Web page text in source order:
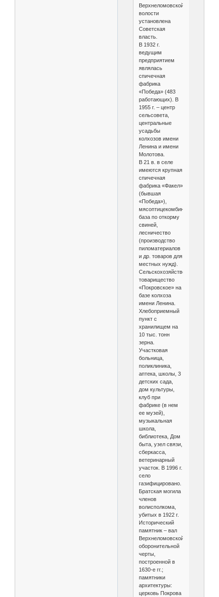
Верхнеломовской
волости
установлена
Советская
власть.
В 1932 г.
ведущим
предприятием
являлась
спичечная
фабрика
«Победа» (483
работающих). В
1955 г. – центр
сельсовета,
центральные
усадьбы
колхозов имени
Ленина и имени
Молотова.
В 21 в. в селе
имеются крупная
спичечная
фабрика «Факел»
(бывшая
«Победа»),
мясоптицекомбинат,
база по откорму
свиней,
лесничество
(производство
пиломатериалов
и др. товаров для
местных нужд).
Сельскохозяйственное
товарищество
«Покровское» на
базе колхоза
имени Ленина.
Хлебоприемный
пункт с
хранилищем на
10 тыс. тонн
зерна.
Участковая
больница,
поликлиника,
аптека, школы, 3
детских сада,
дом культуры,
клуб при
фабрике (в нем
ее музей),
музыкальная
школа,
библиотека, Дом
быта, узел связи,
сберкасса,
ветеринарный
участок. В 1996 г.
село
газифицировано.
Братская могила
членов
волисполкома,
убитых в 1922 г.
Исторический
памятник – вал
Верхнеломовской
оборонительной
черты,
построенной в
1630-е гг.;
памятники
архитектуры:
церковь Покрова